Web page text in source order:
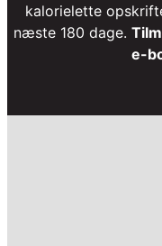
kalorielette
næste 180 dage.
e-